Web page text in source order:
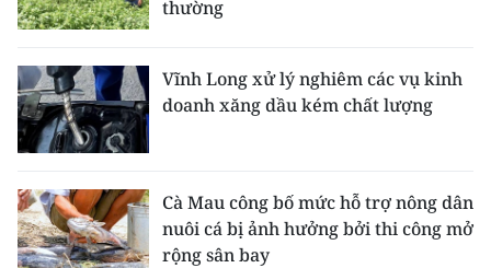
thường
Vĩnh Long xử lý nghiêm các vụ kinh
doanh xăng dầu kém chất lượng
Cà Mau công bố mức hỗ trợ nông dân
nuôi cá bị ảnh hưởng bởi thi công mở
rộng sân bay